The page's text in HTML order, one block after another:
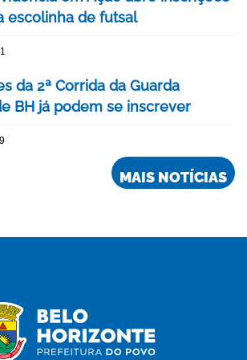
escolinha de futsal
da 2ª Corrida da Guarda
BH já podem se inscrever
MAIS NOTÍCIAS